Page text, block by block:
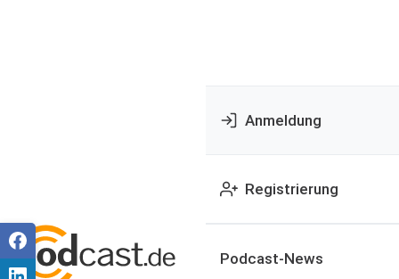
Anmeldung
Registrierung
Podcast-News